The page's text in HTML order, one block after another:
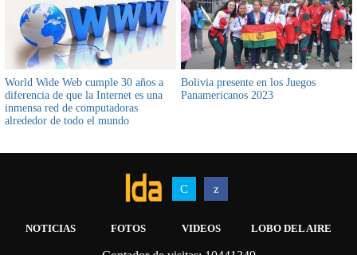
World Wide Web cumple 30 años a
diferencia de que la Internet es una
inmensa red de computadoras
alrededor de todo el mundo
Bolivia presente en los Juegos
Panamericanos 2023
NOTICIAS FOTOS VIDEOS LOBO DEL AIRE